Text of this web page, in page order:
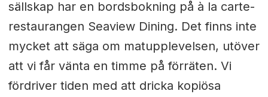
sällskap har en bordsbokning på à la carte-
restaurangen Seaview Dining. Det finns inte
mycket att säga om matupplevelsen, utöver
att vi får vänta en timme på förräten. Vi
fördriver tiden med att dricka kopiösa